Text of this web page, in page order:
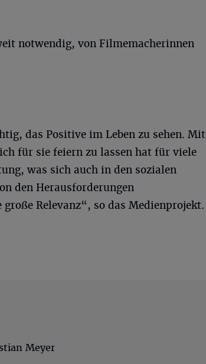
notwendig, von Filmemacherinnen
das Positive im Leben zu sehen. Mit
für sie feiern zu lassen hat für viele
was sich auch in den sozialen
den Herausforderungen
Relevanz“, so das Medienprojekt.
Meyer